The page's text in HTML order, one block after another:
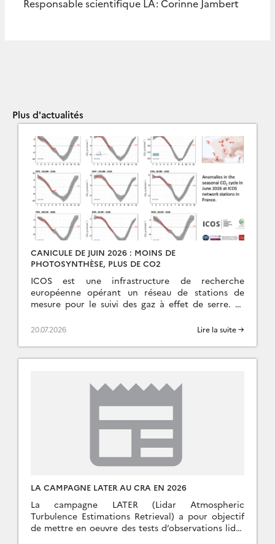
Responsable scientifique LA: Corinne Jambert
Plus d'actualités
CANICULE DE JUIN 2026 : MOINS DE
PHOTOSYNTHÈSE, PLUS DE CO2
ICOS est une infrastructure de recherche
européenne opérant un réseau de stations de
mesure pour le suivi des gaz à effet de serre. Le
20.07.2026 Lire la suite →
LA CAMPAGNE LATER AU CRA EN 2026
La campagne LATER (Lidar Atmospheric
Turbulence Estimations Retrieval) a pour objectif
de mettre en oeuvre des tests d’observations lidar